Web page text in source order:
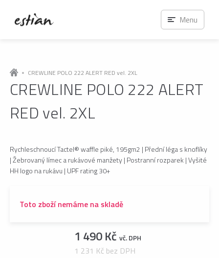
CREWLINE POLO 222 ALERT RED vel. 2XL
CREWLINE POLO 222 ALERT
RED vel. 2XL
Rychleschnoucí Tactel® waffle piké, 195gm2 | Přední léga s knoflíky
| Žebrovaný límec a rukávové manžety | Postranní rozparek | Vyšité
HH logo na rukávu | UPF rating 30+
Toto zboží nemáme na skladě
1 490 Kč vč. DPH
1 231 Kč bez DPH
Menu